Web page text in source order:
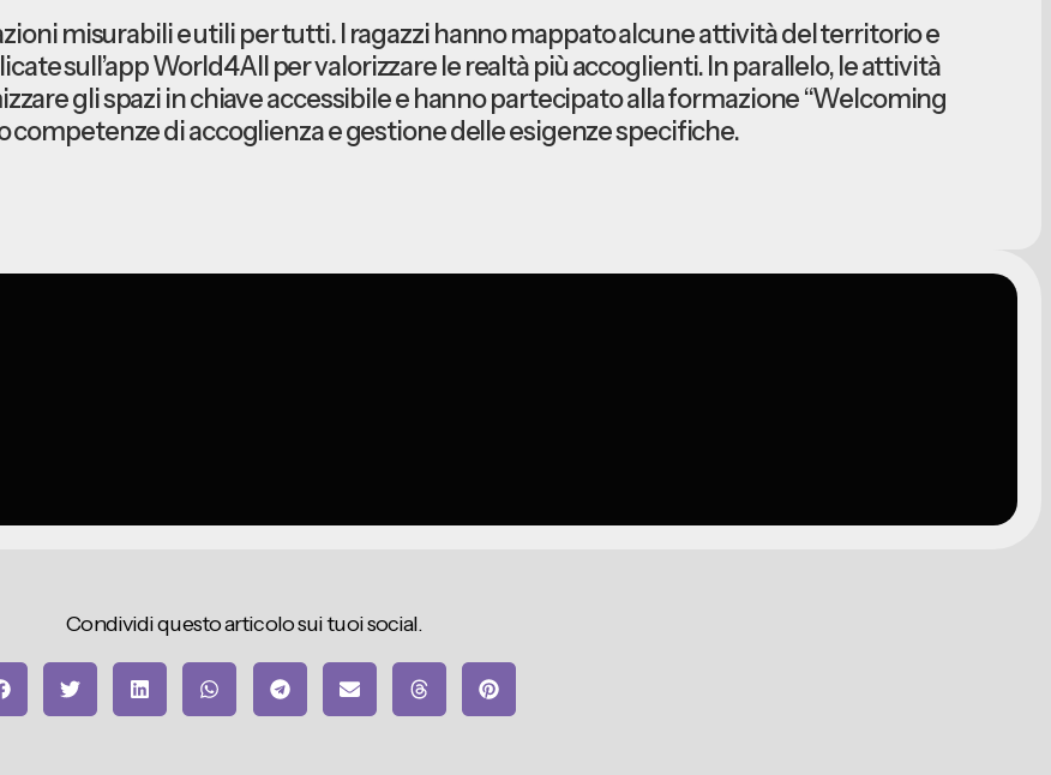
misurabili e utili per tutti. I ragazzi hanno mappato alcune attività del territorio e
sull’app World4All per valorizzare le realtà più accoglienti. In parallelo, le attività
gli spazi in chiave accessibile e hanno partecipato alla formazione “Welcoming
competenze di accoglienza e gestione delle esigenze specifiche.
Condividi questo articolo sui tuoi social.